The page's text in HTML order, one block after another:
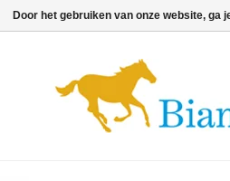
Door het gebruiken van onze website,